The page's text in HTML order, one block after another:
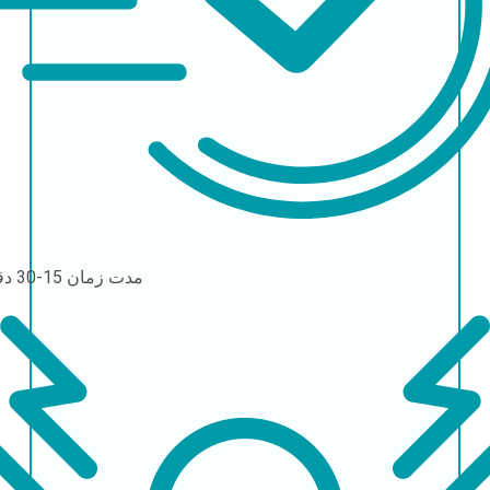
مدت زمان 15-30 دقیقه